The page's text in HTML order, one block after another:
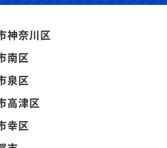
神奈川区
南区
泉区
高津区
幸区